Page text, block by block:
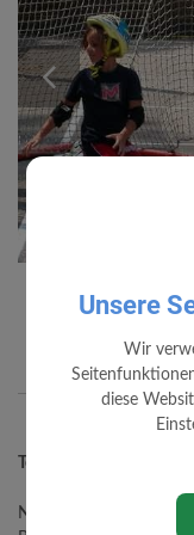
Asphaltplatz
Der holzumzäunte
Jahreszeit als
Eislaufplatz genutzt.
previous
Unsere
Wir
diese